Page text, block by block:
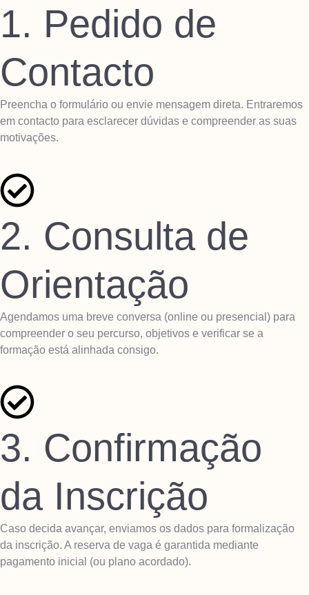
1. Pedido de
Contacto
Preencha o formulário ou envie mensagem direta. Entraremos
em contacto para esclarecer dúvidas e compreender as suas
motivações.
2. Consulta de
Orientação
Agendamos uma breve conversa (online ou presencial) para
compreender o seu percurso, objetivos e verificar se a
formação está alinhada consigo.
3. Confirmação
da Inscrição
Caso decida avançar, enviamos os dados para formalização
da inscrição. A reserva de vaga é garantida mediante
pagamento inicial (ou plano acordado).